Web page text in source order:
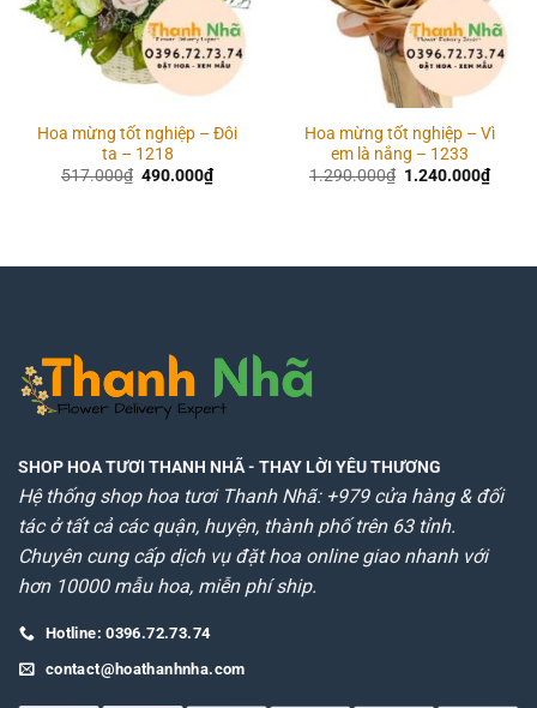
Hoa mừng tốt nghiệp – Đôi
ta – 1218
517.000₫ Giá
490.000₫Giá
hiện
Hoa mừng tốt nghiệp – Vì
em là nắng – 1233
1.290.000₫ Giá
1.240.000₫Giá
hiện
SHOP HOA TƯƠI THANH NHÃ- THAY LỜI YÊU THƯƠNG
Hệ thống shop hoa tươi Thanh Nhã: +979 cửa hàng & đối
tác ở tất cả các quận, huyện, thành phố trên 63 tỉnh.
Chuyên cung cấp dịch vụ đặt hoa online giao nhanh với
hơn 10000 mẫu hoa, miễn phí ship.
Hotline: 0396.72.73.74
contact@hoathanhnha.com